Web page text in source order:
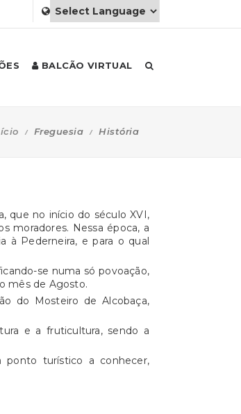
BALCÃO VIRTUAL
Freguesia História
que no início do século XVI,
moradores. Nessa época, a
à Pederneira, e para o qual
se numa só povoação,
mês de Agosto.
do Mosteiro de Alcobaça,
e a fruticultura, sendo a
ponto turístico a conhecer,